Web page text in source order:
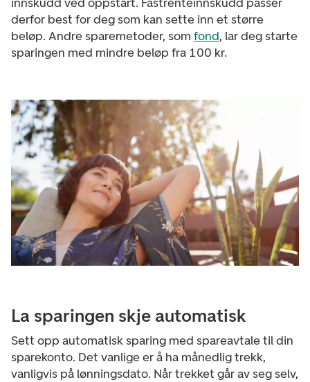
derfor best for deg som kan sette inn et større
beløp. Andre sparemetoder, som fond, lar deg starte
sparingen med mindre beløp fra 100 kr.
La sparingen skje automatisk
Sett opp automatisk sparing med spareavtale til din
sparekonto. Det vanlige er å ha månedlig trekk,
vanligvis på lønningsdato. Når trekket går av seg selv,